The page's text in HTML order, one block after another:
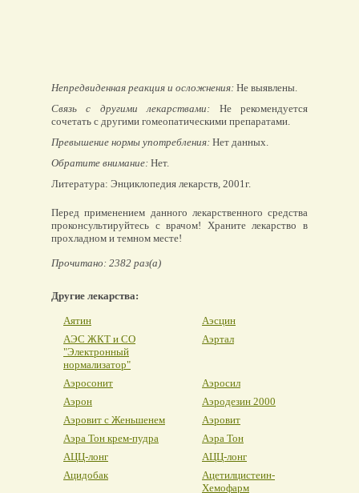
Непредвиденная реакция и осложнения: Не выявлены.
Связь с другими лекарствами: Не рекомендуется
сочетать с другими гомеопатическими препаратами.
Превышение нормы употребления: Нет данных.
Обратите внимание: Нет.
Литература: Энциклопедия лекарств, 2001г.
Перед применением данного лекарственного средства
проконсультируйтесь с врачом! Храните лекарство в
прохладном и темном месте!
Прочитано: 2382 раз(а)
Другие лекарства:
Аятин
Аэсцин
АЭС ЖКТ и СО
"Электронный
нормализатор"
Аэртал
Аэросонит
Аэросил
Аэрон
Аэродезин 2000
Аэровит с Женьшенем
Аэровит
Аэра Тон крем-пудра
Аэра Тон
АЦЦ-лонг
АЦЦ-лонг
Ацидобак
Ацетилцистеин-
Хемофарм